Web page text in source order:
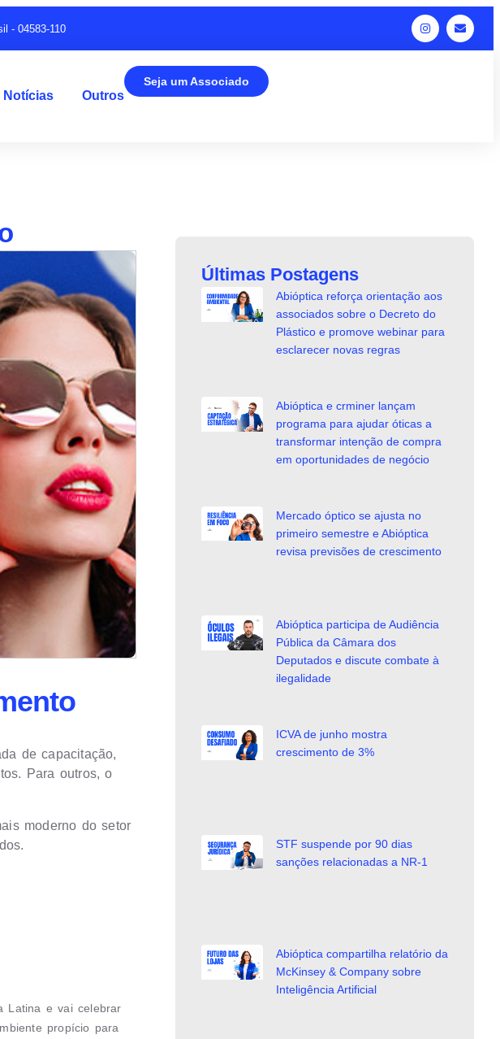
- 04583-110
Notícias Outros
Seja um Associado
de capacitação,
Para outros, o
moderno do setor
Latina e vai celebrar
propício para
Últimas Postagens
Abióptica reforça orientação aos
associados sobre o Decreto do
Plástico e promove webinar para
esclarecer novas regras
Abióptica e crminer lançam
programa para ajudar óticas a
transformar intenção de compra
em oportunidades de negócio
Mercado óptico se ajusta no
primeiro semestre e Abióptica
revisa previsões de crescimento
Abióptica participa de Audiência
Pública da Câmara dos
Deputados e discute combate à
ilegalidade
ICVA de junho mostra
crescimento de 3%
STF suspende por 90 dias
sanções relacionadas a NR-1
Abióptica compartilha relatório da
McKinsey & Company sobre
Inteligência Artificial